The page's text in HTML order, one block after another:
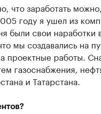
что заработать
году я ушел из
были свои наработки
мы создавались на
проектные работы.
газоснабжения,
и Татарстана.